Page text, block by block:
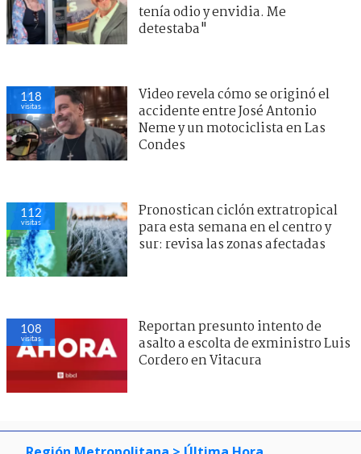
tenía odio y envidia. Me
detestaba"
118
visitas
Video revela cómo se originó el
accidente entre José Antonio
Neme y un motociclista en Las
Condes
112
visitas
Pronostican ciclón extratropical
para esta semana en el centro y
sur: revisa las zonas afectadas
108
visitas
Reportan presunto intento de
asalto a escolta de exministro Luis
Cordero en Vitacura